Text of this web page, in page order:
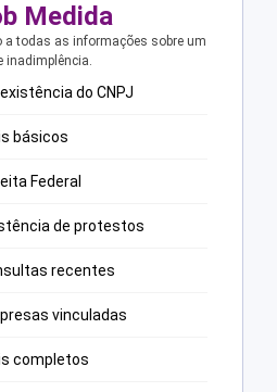
Medida
a todas as informações sobre um
inadimplência.
do CNPJ
básicos
Federal
de protestos
recentes
vinculadas
completos